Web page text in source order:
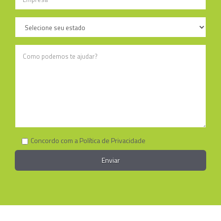
Concordo com a Política de Privacidade